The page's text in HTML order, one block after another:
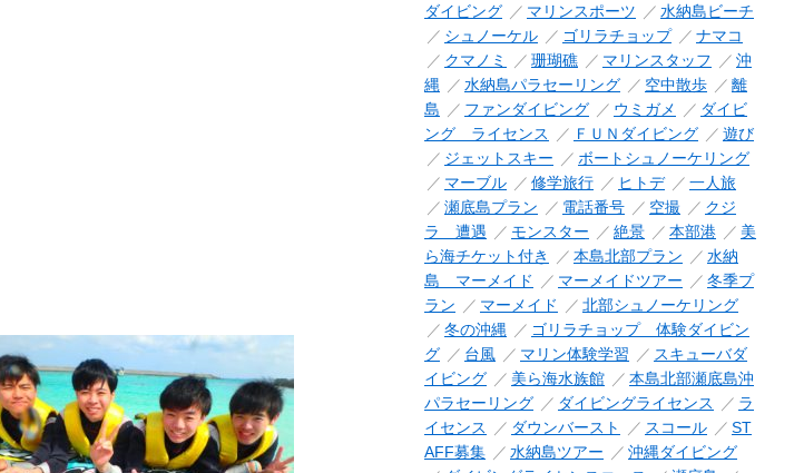
ダイビング
マリンスポーツ
水納島ビーチ
シュノーケル
ゴリラチョップ
ナマコ
クマノミ
珊瑚礁 マリンスタッフ
沖
縄
水納島パラセーリング 空中散歩
離
島
ファンダイビング ウミガメ
ダイビ
ング ライセンス
ＦＵＮダイビング
遊び
ジェットスキー
ボートシュノーケリング
マーブル
修学旅行 ヒトデ
一人旅
瀬底島プラン
電話番号 空撮
クジ
ラ 遭遇
モンスター 絶景 本部港
美
ら海チケット付き
本島北部プラン
水納
島 マーメイド
マーメイドツアー
冬季プ
ラン
マーメイド
北部シュノーケリング
冬の沖縄
ゴリラチョップ 体験ダイビン
グ
台風 マリン体験学習
スキューバダ
イビング
美ら海水族館
本島北部瀬底島沖
パラセーリング
ダイビングライセンス
ラ
イセンス
ダウンバースト スコール
ST
AFF募集
水納島ツアー
沖縄ダイビング